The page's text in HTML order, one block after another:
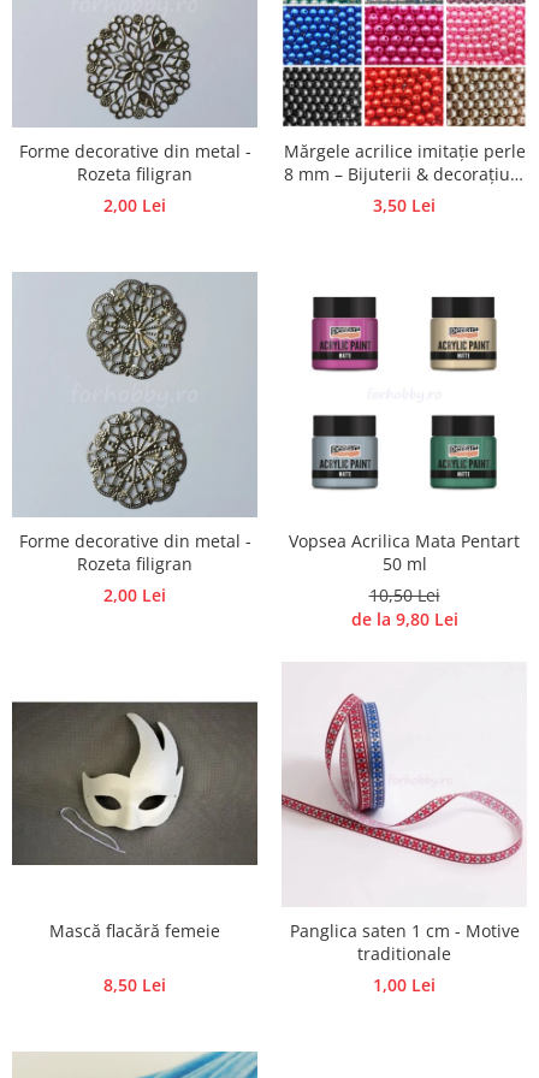
Carton/Hartie efecte speciale
Carton/Hartie Scrapbooking
Carton/Hartie unicolor
Hartie creponata
Hartie reciclata/manuala
Rame, albume, notesuri
Forme/Figurine carton
Panglici, snururi, sarma
Dantela
Panglici craciun
Stampile, sigilii
Stampile silicon
Ustensile, aparate
Forme decorative din metal -
Rozeta filigran
2,00 Lei
Mărgele acrilice imitație perle
8 mm – Bijuterii & decorațiuni
handmade
3,50 Lei
Forme decorative din metal -
Rozeta filigran
2,00 Lei
Vopsea Acrilica Mata Pentart
50 ml
10,50 Lei
de la 9,80 Lei
Mască flacără femeie
8,50 Lei
Panglica saten 1 cm - Motive
traditionale
1,00 Lei